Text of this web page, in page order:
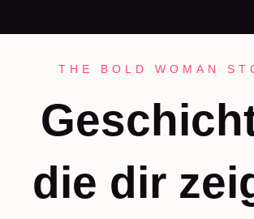
THE BOLD WOMAN
die dir